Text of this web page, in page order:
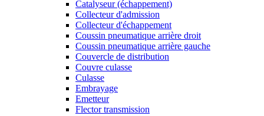
Catalyseur (échappement)
Collecteur d'admission
Collecteur d'échappement
Coussin pneumatique arrière droit
Coussin pneumatique arrière gauche
Couvercle de distribution
Couvre culasse
Culasse
Embrayage
Emetteur
Flector transmission